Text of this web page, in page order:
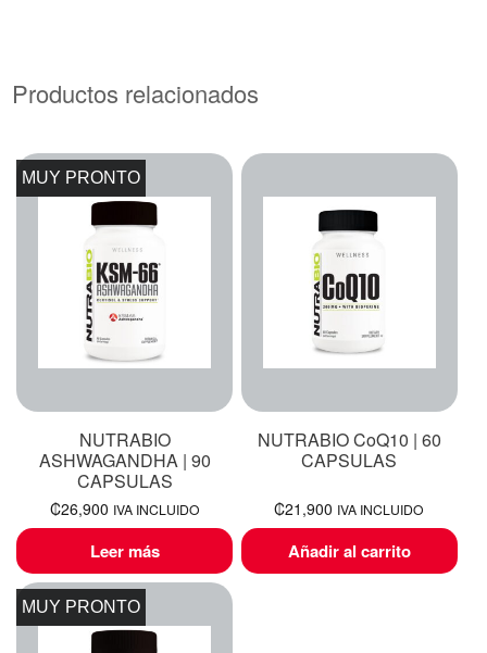
Productos relacionados
MUY PRONTO
NUTRABIO
ASHWAGANDHA | 90
CAPSULAS
₡26,900 IVA INCLUIDO
Leer más
NUTRABIO CoQ10 | 60
CAPSULAS
₡21,900 IVA INCLUIDO
Añadir al carrito
MUY PRONTO